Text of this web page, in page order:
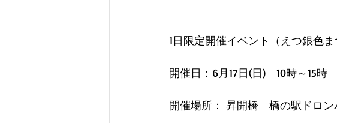
1日限定開催イベント（えつ銀色ま
開催日：6月17日(日)　10時～15時
開催場所： 昇開橋　橋の駅ドロン